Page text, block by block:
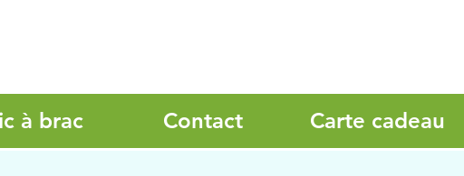
à brac Contact Carte cadeau